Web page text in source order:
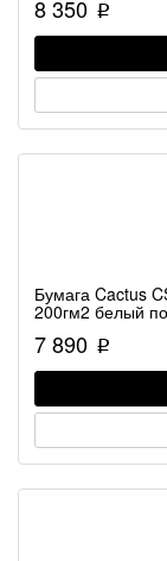
8 350 p
Бумага Cactus
200гм2 белый
7 890 p